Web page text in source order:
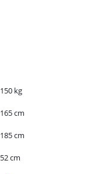
150 kg
165 cm
185 cm
52 cm